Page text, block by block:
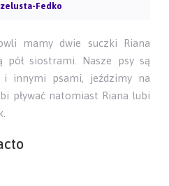
Fedko
mamy dwie suczki Riana
siostrami. Nasze psy są
i innymi psami, jeździmy na
pływać natomiast Riana lubi